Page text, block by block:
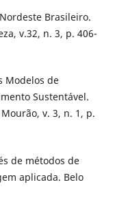
Brasileiro.
v.32, n. 3, p. 406-
Modelos de
Sustentável.
v. 3, n. 1, p.
de métodos de
aplicada. Belo